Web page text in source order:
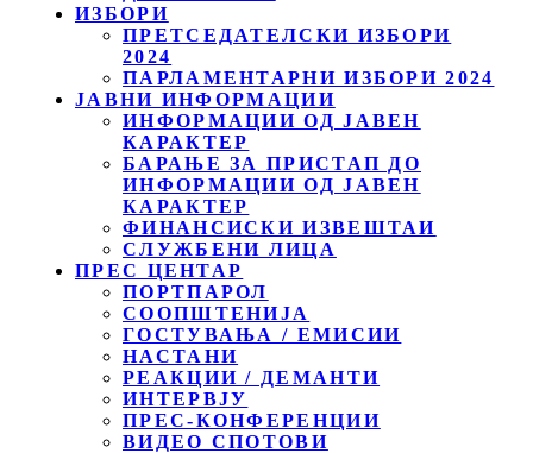
ИЗБОРИ
ПРЕТСЕДАТЕЛСКИ ИЗБОРИ
2024
ПАРЛАМЕНТАРНИ ИЗБОРИ 2024
ЈАВНИ ИНФОРМАЦИИ
ИНФОРМАЦИИ ОД ЈАВЕН
КАРАКТЕР
БАРАЊЕ ЗА ПРИСТАП ДО
ИНФОРМАЦИИ ОД ЈАВЕН
КАРАКТЕР
ФИНАНСИСКИ ИЗВЕШТАИ
СЛУЖБЕНИ ЛИЦА
ПРЕС ЦЕНТАР
ПОРТПАРОЛ
СООПШТЕНИЈА
ГОСТУВАЊА / ЕМИСИИ
НАСТАНИ
РЕАКЦИИ / ДЕМАНТИ
ИНТЕРВЈУ
ПРЕС-КОНФЕРЕНЦИИ
ВИДЕО СПОТОВИ